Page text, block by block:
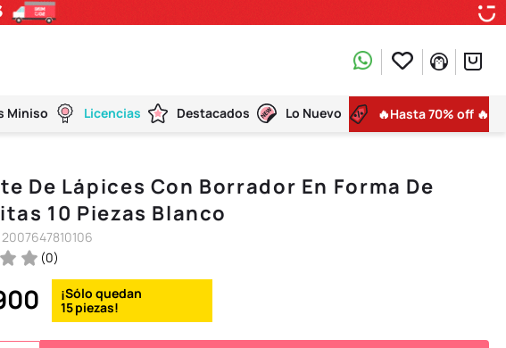
Miniso Licencias Destacados Lo Nuevo 🔥Hasta 70% off 🔥
De Lápices Con Borrador En Forma De
10 Piezas Blanco
2007647810106
(0)
15